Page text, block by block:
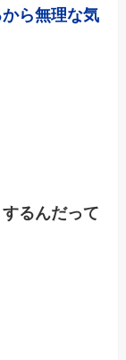
ら無理な気
るんだって